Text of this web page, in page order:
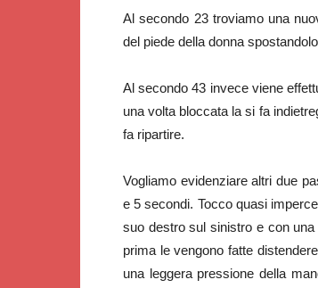
Al secondo 23 troviamo una
del piede della donna
Al secondo 43 invece viene
una volta bloccata la si fa
fa ripartire.
Vogliamo evidenziare altri due
e 5 secondi. Tocco quasi
suo destro sul sinistro e con
prima le vengono fatte
una leggera pressione della